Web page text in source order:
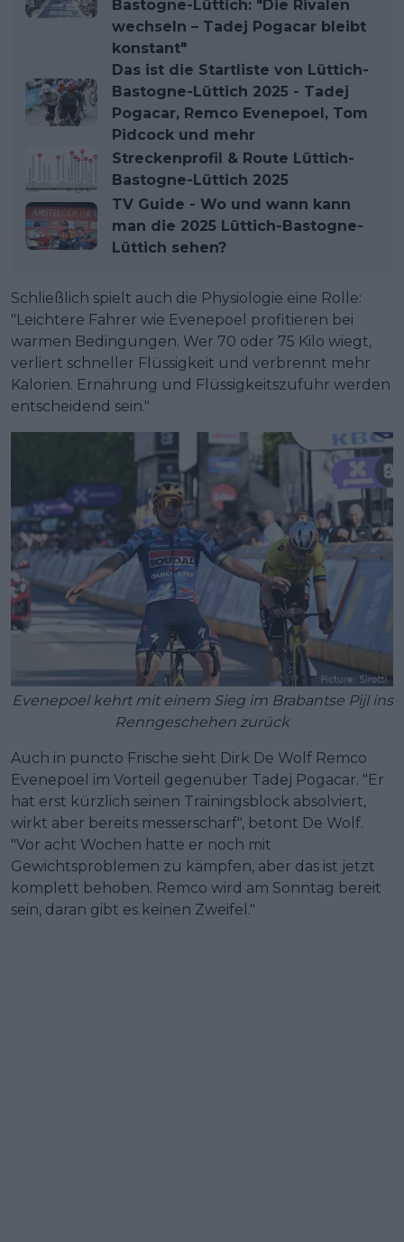
Bastogne-Lüttich: "Die Rivalen
wechseln – Tadej Pogacar bleibt
konstant"
Das ist die Startliste von Lüttich-
Bastogne-Lüttich 2025 - Tadej
Pogacar, Remco Evenepoel, Tom
Pidcock und mehr
Streckenprofil & Route Lüttich-
Bastogne-Lüttich 2025
TV Guide - Wo und wann kann
man die 2025 Lüttich-Bastogne-
Lüttich sehen?
Schließlich spielt auch die Physiologie eine Rolle:
"Leichtere Fahrer wie Evenepoel profitieren bei
warmen Bedingungen. Wer 70 oder 75 Kilo wiegt,
verliert schneller Flüssigkeit und verbrennt mehr
Kalorien. Ernährung und Flüssigkeitszufuhr werden
entscheidend sein."
Evenepoel kehrt mit einem Sieg im Brabantse Pijl ins
Renngeschehen zurück
Auch in puncto Frische sieht Dirk De Wolf Remco
Evenepoel im Vorteil gegenüber Tadej Pogacar. "Er
hat erst kürzlich seinen Trainingsblock absolviert,
wirkt aber bereits messerscharf", betont De Wolf.
"Vor acht Wochen hatte er noch mit
Gewichtsproblemen zu kämpfen, aber das ist jetzt
komplett behoben. Remco wird am Sonntag bereit
sein, daran gibt es keinen Zweifel."